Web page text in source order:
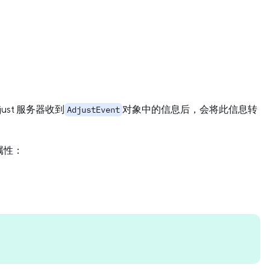
服务器收到 AdjustEvent 对象中的信息后，会将此信息转
：